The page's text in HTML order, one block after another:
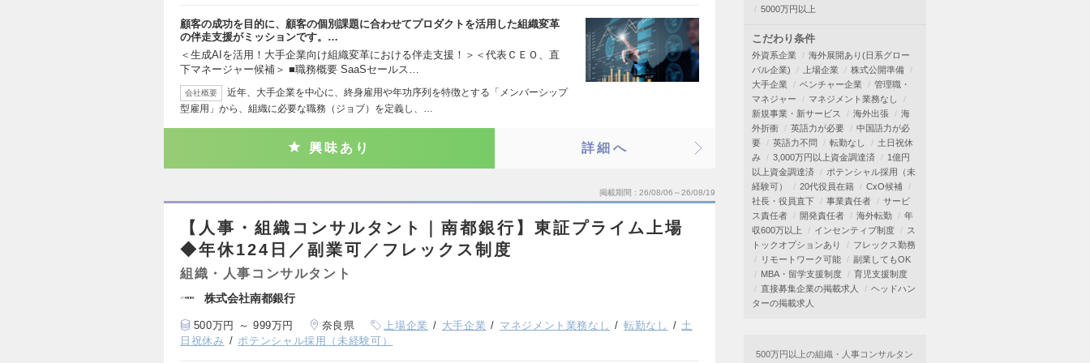
顧客の成功を目的に、顧客の個別課題に合わせてプロダクトを活用した組織変革
の伴走支援がミッションです。…
＜生成AIを活用！大手企業向け組織変革における伴走支援！＞＜代表ＣＥＯ、直
下マネージャー候補＞ ■職務概要 SaaSセールス…
会社概要
近年、大手企業を中心に、終身雇用や年功序列を特徴とする「メンバーシップ
型雇用」から、組織に必要な職務（ジョブ）を定義し、…
興味あり 詳細へ
掲載期間 26/08/06～26/08/19
【人事・組織コンサルタント｜南都銀行】東証プライム上場
◆年休124日／副業可／フレックス制度
組織・人事コンサルタント
株式会社南都銀行
500万円 ～ 999万円 奈良県 上場企業 大手企業 マネジメント業務なし 転勤なし
土
日祝休み
ポテンシャル採用（未経験可）
5000万円以上
こだわり条件
外資系企業
海外展開あり(日系グロー
バル企業)
上場企業
株式公開準備
大手企業
ベンチャー企業
管理職・
マネジャー
マネジメント業務なし
新規事業・新サービス
海外出張
海
外折衝
英語力が必要
中国語力が必
要
英語力不問 転勤なし
土日祝休
み
3,000万円以上資金調達済
1億円
以上資金調達済
ポテンシャル採用（未
経験可）
20代役員在籍
CxO候補
社長・役員直下
事業責任者
サービ
ス責任者
開発責任者 海外転勤
年
収600万以上
インセンティブ制度
ス
トックオプションあり
フレックス勤務
リモートワーク可能
副業してもOK
MBA・留学支援制度
育児支援制度
直接募集企業の掲載求人
ヘッドハン
ターの掲載求人
500万円以上の組織・人事コンサルタン